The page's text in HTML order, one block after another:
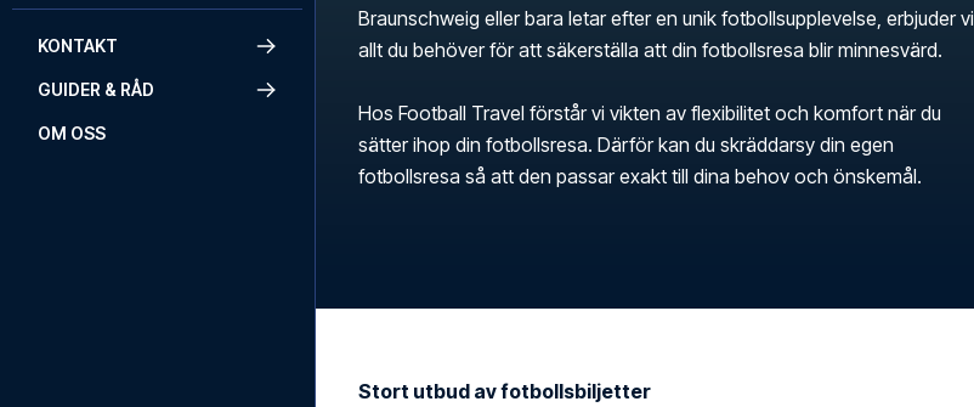
KONTAKT
GUIDER & RÅD
OM OSS
Braunschweig eller bara letar efter en unik fotbollsupplevelse, erbjuder vi
allt du behöver för att säkerställa att din fotbollsresa blir minnesvärd.
Hos Football Travel förstår vi vikten av flexibilitet och komfort när du
sätter ihop din fotbollsresa. Därför kan du skräddarsy din egen
fotbollsresa så att den passar exakt till dina behov och önskemål.
Stort utbud av fotbollsbiljetter